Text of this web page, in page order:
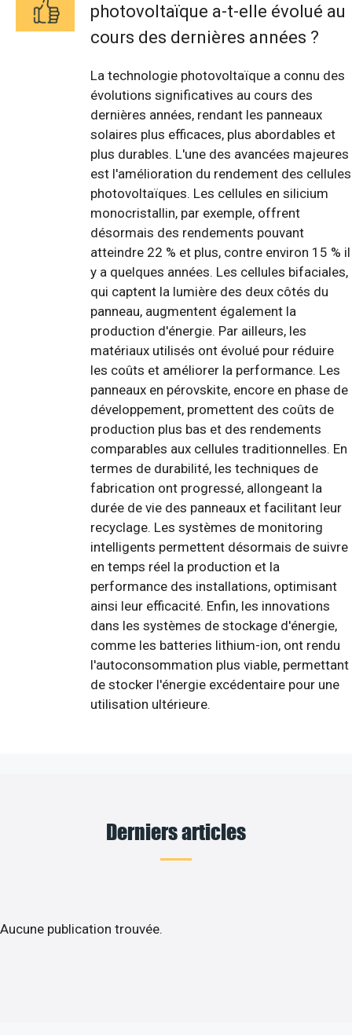
photovoltaïque a-t-elle évolué au
cours des dernières années ?
La technologie photovoltaïque a connu des
évolutions significatives au cours des
dernières années, rendant les panneaux
solaires plus efficaces, plus abordables et
plus durables. L'une des avancées majeures
est l'amélioration du rendement des cellules
photovoltaïques. Les cellules en silicium
monocristallin, par exemple, offrent
désormais des rendements pouvant
atteindre 22 % et plus, contre environ 15 % il
y a quelques années. Les cellules bifaciales,
qui captent la lumière des deux côtés du
panneau, augmentent également la
production d'énergie. Par ailleurs, les
matériaux utilisés ont évolué pour réduire
les coûts et améliorer la performance. Les
panneaux en pérovskite, encore en phase de
développement, promettent des coûts de
production plus bas et des rendements
comparables aux cellules traditionnelles. En
termes de durabilité, les techniques de
fabrication ont progressé, allongeant la
durée de vie des panneaux et facilitant leur
recyclage. Les systèmes de monitoring
intelligents permettent désormais de suivre
en temps réel la production et la
performance des installations, optimisant
ainsi leur efficacité. Enfin, les innovations
dans les systèmes de stockage d'énergie,
comme les batteries lithium-ion, ont rendu
l'autoconsommation plus viable, permettant
de stocker l'énergie excédentaire pour une
utilisation ultérieure.
Derniers articles
Aucune publication trouvée.